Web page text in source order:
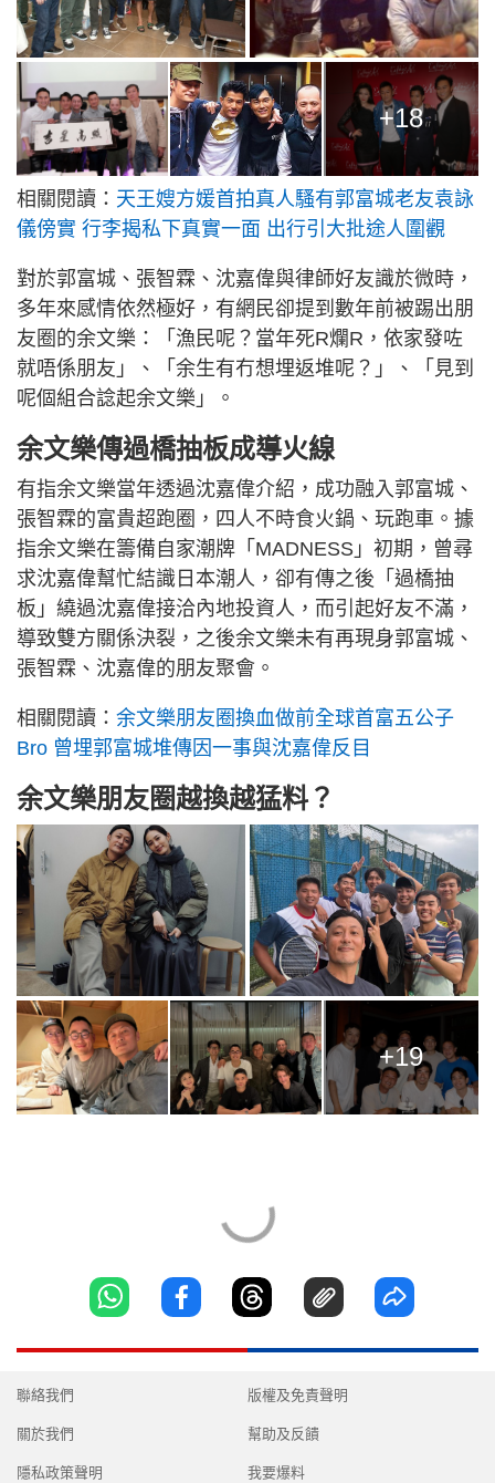
+18
相關閱讀： 天王嫂方媛首拍真人騷有郭富城老友袁詠
儀傍實 行李揭私下真實一面 出行引大批途人圍觀
對於郭富城、張智霖、沈嘉偉與律師好友識於微時，
多年來感情依然極好，有網民卻提到數年前被踢出朋
友圈的余文樂：「漁民呢？當年死R爛R，依家發咗
就唔係朋友」、「余生有冇想埋返堆呢？」、「見到
呢個組合諗起余文樂」。
余文樂傳過橋抽板成導火線
有指余文樂當年透過沈嘉偉介紹，成功融入郭富城、
張智霖的富貴超跑圈，四人不時食火鍋、玩跑車。據
指余文樂在籌備自家潮牌「MADNESS」初期，曾尋
求沈嘉偉幫忙結識日本潮人，卻有傳之後「過橋抽
板」繞過沈嘉偉接洽內地投資人，而引起好友不滿，
導致雙方關係決裂，之後余文樂未有再現身郭富城、
張智霖、沈嘉偉的朋友聚會。
相關閱讀： 余文樂朋友圈換血做前全球首富五公子
Bro 曾埋郭富城堆傳因一事與沈嘉偉反目
余文樂朋友圈越換越猛料？
+19
聯絡我們
關於我們
隱私政策聲明
版權及免責聲明
幫助及反饋
我要爆料